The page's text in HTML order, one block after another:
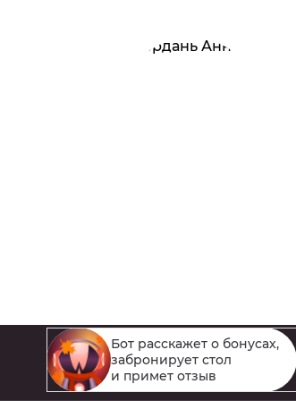
Бот расскажет о бонусах,
забронирует стол
и примет отзыв
Бонусы Компания Работа